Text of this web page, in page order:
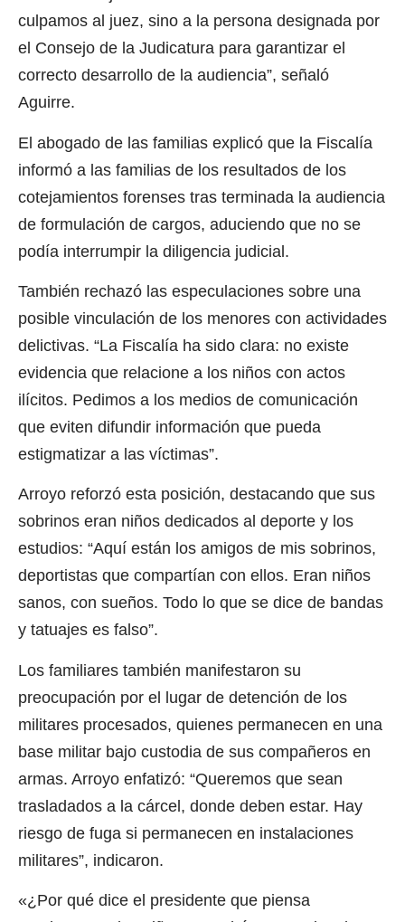
culpamos al juez, sino a la persona designada por
el Consejo de la Judicatura para garantizar el
correcto desarrollo de la audiencia”, señaló
Aguirre.
El abogado de las familias explicó que la Fiscalía
informó a las familias de los resultados de los
cotejamientos forenses tras terminada la audiencia
de formulación de cargos, aduciendo que no se
podía interrumpir la diligencia judicial.
También rechazó las especulaciones sobre una
posible vinculación de los menores con actividades
delictivas. “La Fiscalía ha sido clara: no existe
evidencia que relacione a los niños con actos
ilícitos. Pedimos a los medios de comunicación
que eviten difundir información que pueda
estigmatizar a las víctimas”.
Arroyo reforzó esta posición, destacando que sus
sobrinos eran niños dedicados al deporte y los
estudios: “Aquí están los amigos de mis sobrinos,
deportistas que compartían con ellos. Eran niños
sanos, con sueños. Todo lo que se dice de bandas
y tatuajes es falso”.
Los familiares también manifestaron su
preocupación por el lugar de detención de los
militares procesados, quienes permanecen en una
base militar bajo custodia de sus compañeros en
armas. Arroyo enfatizó: “Queremos que sean
trasladados a la cárcel, donde deben estar. Hay
riesgo de fuga si permanecen en instalaciones
militares”, indicaron.
«¿Por qué dice el presidente que piensa